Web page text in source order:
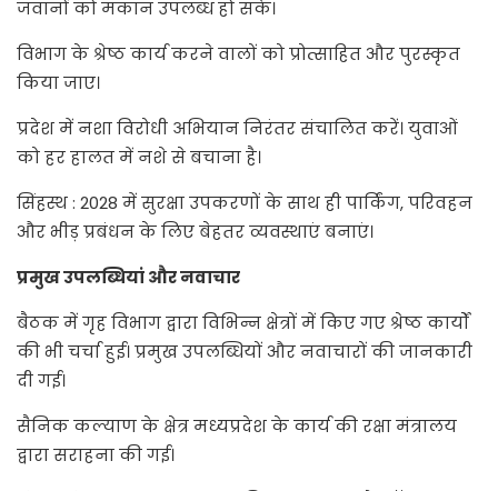
जवानों को मकान उपलब्ध हो सके।
विभाग के श्रेष्ठ कार्य करने वालों को प्रोत्साहित और पुरस्कृत
किया जाए।
प्रदेश में नशा विरोधी अभियान निरंतर संचालित करें। युवाओं
को हर हालत में नशे से बचाना है।
सिंहस्थ : 2028 में सुरक्षा उपकरणों के साथ ही पार्किंग, परिवहन
और भीड़ प्रबंधन के लिए बेहतर व्यवस्थाएं बनाएं।
प्रमुख उपलब्धियां और नवाचार
बैठक में गृह विभाग द्वारा विभिन्न क्षेत्रों में किए गए श्रेष्ठ कार्यों
की भी चर्चा हुई। प्रमुख उपलब्धियों और नवाचारों की जानकारी
दी गई।
सैनिक कल्याण के क्षेत्र मध्यप्रदेश के कार्य की रक्षा मंत्रालय
द्वारा सराहना की गई।